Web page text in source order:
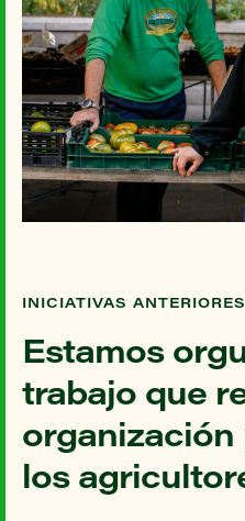
INICIATIVAS ANTERIORES
Estamos
trabajo que
organización
los